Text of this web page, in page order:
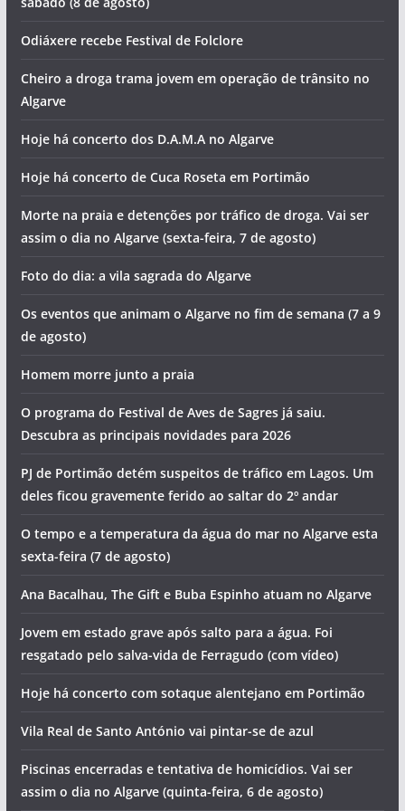
Odiáxere recebe Festival de Folclore
Cheiro a droga trama jovem em operação de trânsito no
Algarve
Hoje há concerto dos D.A.M.A no Algarve
Hoje há concerto de Cuca Roseta em Portimão
Morte na praia e detenções por tráfico de droga. Vai ser
assim o dia no Algarve (sexta-feira, 7 de agosto)
Foto do dia: a vila sagrada do Algarve
Os eventos que animam o Algarve no fim de semana (7 a 9
de agosto)
Homem morre junto a praia
O programa do Festival de Aves de Sagres já saiu.
Descubra as principais novidades para 2026
PJ de Portimão detém suspeitos de tráfico em Lagos. Um
deles ficou gravemente ferido ao saltar do 2º andar
O tempo e a temperatura da água do mar no Algarve esta
sexta-feira (7 de agosto)
Ana Bacalhau, The Gift e Buba Espinho atuam no Algarve
Jovem em estado grave após salto para a água. Foi
resgatado pelo salva-vida de Ferragudo (com vídeo)
Hoje há concerto com sotaque alentejano em Portimão
Vila Real de Santo António vai pintar-se de azul
Piscinas encerradas e tentativa de homicídios. Vai ser
assim o dia no Algarve (quinta-feira, 6 de agosto)